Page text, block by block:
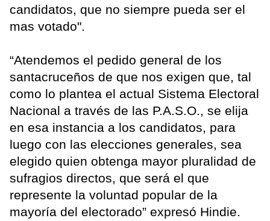
candidatos, que no siempre pueda ser el
mas votado".
“Atendemos el pedido general de los
santacruceños de que nos exigen que, tal
como lo plantea el actual Sistema Electoral
Nacional a través de las P.A.S.O., se elija
en esa instancia a los candidatos, para
luego con las elecciones generales, sea
elegido quien obtenga mayor pluralidad de
sufragios directos, que será el que
represente la voluntad popular de la
mayoría del electorado” expresó Hindie.